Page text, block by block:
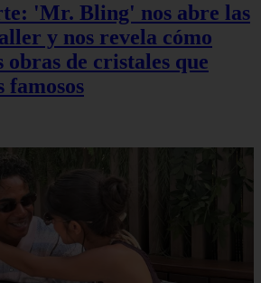
'Mr. Bling' nos abre las
y nos revela cómo
obras de cristales que
famosos